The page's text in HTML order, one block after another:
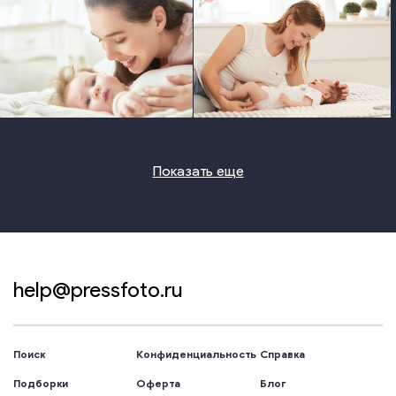
photo photo
Показать еще
help@pressfoto.ru
Поиск
Подборки
Конфиденциальность
Оферта
Справка
Блог